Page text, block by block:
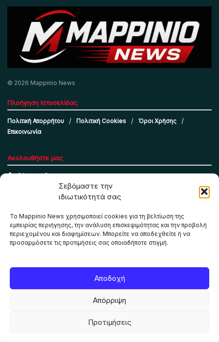
Σεβόμαστε την
ιδιωτικότητά σας
Το Mappinio News χρησιμοποιεί cookies για τη βελτίωση της
εμπειρίας περιήγησης, την ανάλυση επισκεψιμότητας και την προβολή
περιεχομένου και διαφημίσεων. Μπορείτε να αποδεχθείτε ή να
προσαρμόσετε τις προτιμήσεις σας οποιαδήποτε στιγμή.
Αποδοχή
Απόρριψη
Προτιμήσεις
© 2026 Mappinio News
Πλοήγηση Ιστοσελίδας
Πολιτική Απορρήτου Πολιτική Cookies
Όροι Χρήσης
Επικοινωνία
Ακολουθήστε μας
Το Mappinio.net χρησιμοποιεί cookies για τη σωστή
λειτουργία της ιστοσελίδας, την ανάλυση επισκεψιμότητας
και την προβολή εξατομικευμένου περιεχομένου. Πατώντας
αλλάξετε τις προτιμήσεις σας οποιαδήποτε στιγμή.